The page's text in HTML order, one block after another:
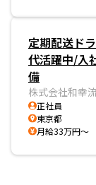
定期配送ド
代活躍中/入
備
株式会社和幸
正社員
東京都
月給33万円～